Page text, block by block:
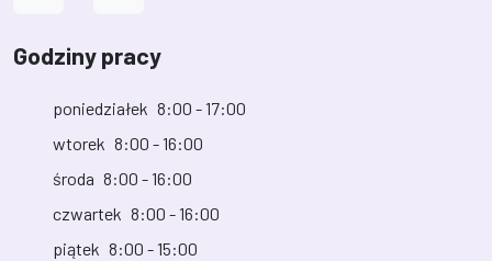
Godziny pracy
poniedziałek 8:00 - 17:00
wtorek 8:00 - 16:00
środa 8:00 - 16:00
czwartek 8:00 - 16:00
piątek 8:00 - 15:00